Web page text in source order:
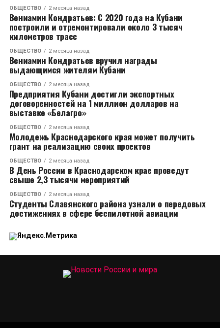
ОБЩЕСТВО 2 месяца назад
Вениамин Кондратьев: С 2020 года на Кубани
построили и отремонтировали около 3 тысяч
километров трасс
ОБЩЕСТВО 2 месяца назад
Вениамин Кондратьев вручил награды
выдающимся жителям Кубани
ОБЩЕСТВО 2 месяца назад
Предприятия Кубани достигли экспортных
договоренностей на 1 миллион долларов на
выставке «Белагро»
ОБЩЕСТВО 2 месяца назад
Молодежь Краснодарского края может получить
грант на реализацию своих проектов
ОБЩЕСТВО 2 месяца назад
В День России в Краснодарском крае проведут
свыше 2,3 тысячи мероприятий
ОБЩЕСТВО 2 месяца назад
Студенты Славянского района узнали о передовых
достижениях в сфере беспилотной авиации